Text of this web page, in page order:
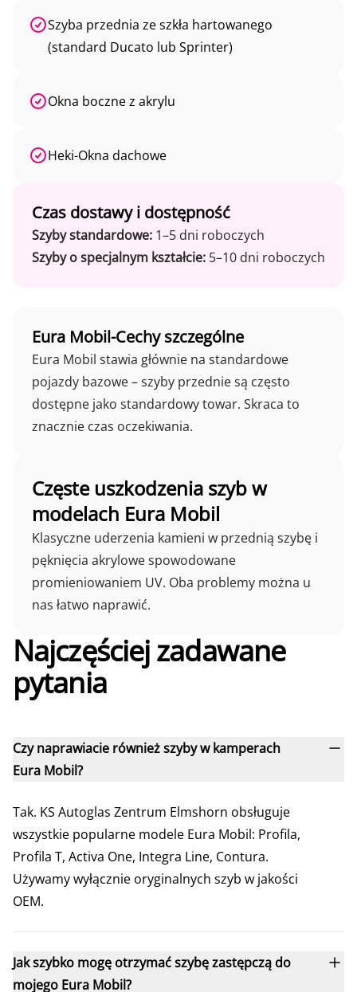
Szyba przednia ze szkła hartowanego
(standard Ducato lub Sprinter)
Okna boczne z akrylu
Heki-Okna dachowe
Czas dostawy i dostępność
Szyby standardowe: 1–5 dni roboczych
Szyby o specjalnym kształcie: 5–10 dni roboczych
Eura Mobil-Cechy szczególne
Eura Mobil stawia głównie na standardowe
pojazdy bazowe – szyby przednie są często
dostępne jako standardowy towar. Skraca to
znacznie czas oczekiwania.
Częste uszkodzenia szyb w
modelach Eura Mobil
Klasyczne uderzenia kamieni w przednią szybę i
pęknięcia akrylowe spowodowane
promieniowaniem UV. Oba problemy można u
nas łatwo naprawić.
Najczęściej zadawane
pytania
Czy naprawiacie również szyby w kamperach
Eura Mobil?
Tak. KS Autoglas Zentrum Elmshorn obsługuje
wszystkie popularne modele Eura Mobil: Profila,
Profila T, Activa One, Integra Line, Contura.
Używamy wyłącznie oryginalnych szyb w jakości
OEM.
Jak szybko mogę otrzymać szybę zastępczą do
mojego Eura Mobil?